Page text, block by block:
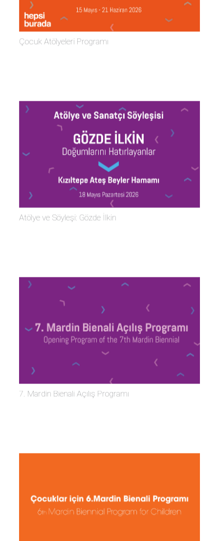
Çocuk Atölyeleri Programı
Atölye ve Söyleşi: Gözde İlkin
7. Mardin Bienali Açılış Programı